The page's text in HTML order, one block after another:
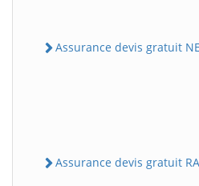
Assurance devis gratuit
Assurance devis gratuit